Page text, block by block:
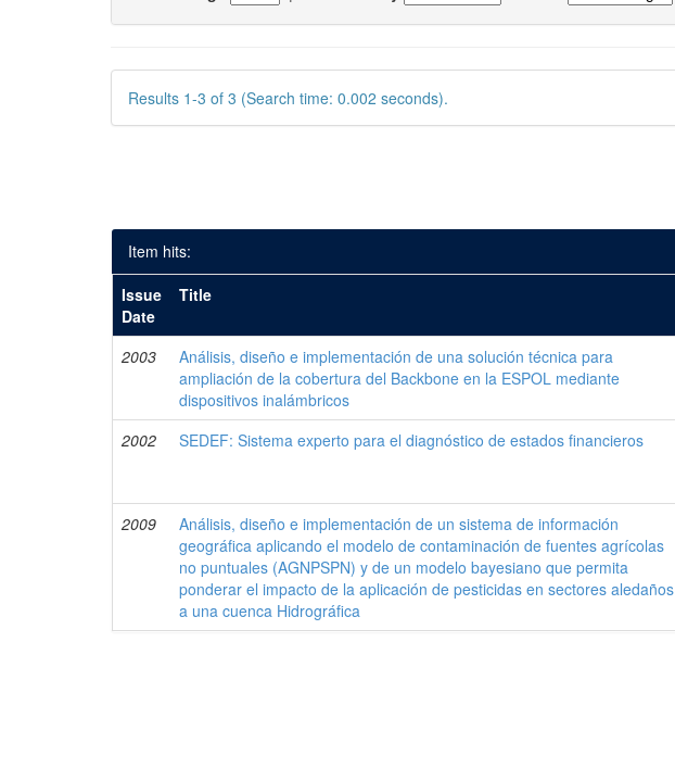
Results 1-3 of 3 (Search time: 0.002 seconds).
Item hits:
Issue
Date
Title
2003
Análisis, diseño e implementación de una solución técnica para
ampliación de la cobertura del Backbone en la ESPOL mediante
dispositivos inalámbricos
2002 SEDEF: Sistema experto para el diagnóstico de estados financieros
2009
Análisis, diseño e implementación de un sistema de información
geográfica aplicando el modelo de contaminación de fuentes agrícolas
no puntuales (AGNPSPN) y de un modelo bayesiano que permita
ponderar el impacto de la aplicación de pesticidas en sectores aledaños
a una cuenca Hidrográfica